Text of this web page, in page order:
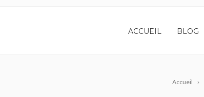
ACCUEIL BLOG
Accueil